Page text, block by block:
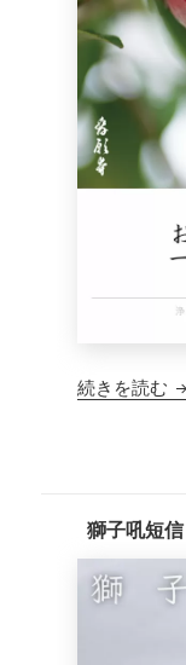
続きを読む
獅子吼短